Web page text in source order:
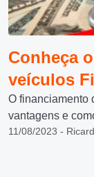
Conheça
veículos
O financiamento
vantagens e
11/08/2023 -